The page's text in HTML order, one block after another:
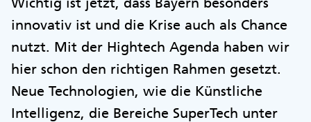
innovativ ist und die Krise auch als Chance
nutzt. Mit der Hightech Agenda haben wir
hier schon den richtigen Rahmen gesetzt.
Neue Technologien, wie die Künstliche
Intelligenz, die Bereiche SuperTech unter